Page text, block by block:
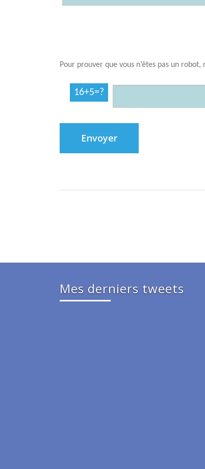
Pour prouver que vous n’êtes pas un
16+5=?
Mes derniers tweets